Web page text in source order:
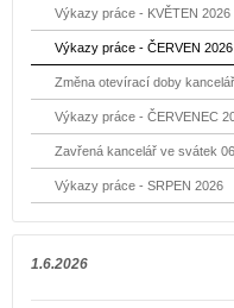
1.6.2026
Výkazy práce - KVĚTEN 2026
Výkazy práce - ČERVEN 2026
Změna otevírací doby
Výkazy práce - ČERVENEC
Zavřená kancelář ve svátek
Výkazy práce - SRPEN 2026